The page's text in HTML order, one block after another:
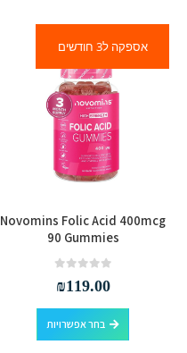
אספקה ל3 חודשים
זה
לבחור
Novomins Folic Acid 400mcg
90 Gummies
₪119.00
בחר אפשרויות
זה